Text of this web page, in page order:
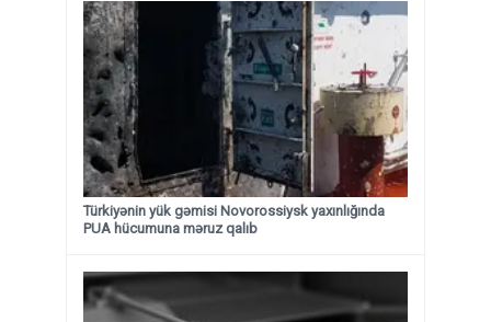
Türkiyənin yük gəmisi Novorossiysk yaxınlığında
PUA hücumuna məruz qalıb